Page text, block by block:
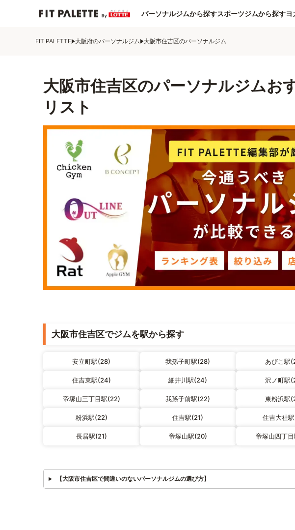
パーソナルジムから探すスポーツジムから探すヨ
FIT PALETTE 大阪府のパーソナルジム 大阪市住吉区のパーソナルジム
大阪市住吉区のパーソナルジムお
リスト
大阪市住吉区でジムを駅から探す
安立町駅(28) 我孫子町駅(28) あびこ駅
住吉東駅(24) 細井川駅(24) 沢ノ町駅
帝塚山三丁目駅(22) 我孫子前駅(22) 東粉浜駅
粉浜駅(22) 住吉駅(21) 住吉大社
長居駅(21) 帝塚山駅(20) 帝塚山四丁
【大阪市住吉区で間違いのないパーソナルジムの選び方】